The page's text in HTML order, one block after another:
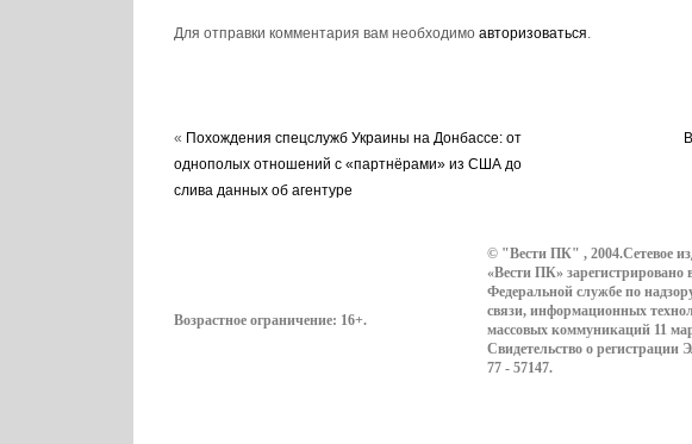
Для отправки комментария вам необходимо авторизоваться.
« Похождения спецслужб Украины на Донбассе: от
однополых отношений с «партнёрами» из США до
слива данных об агентуре
Возрастное ограничение: 16+.
© "Вести ПК" , 2004.Сетевое
«Вести ПК» зарегистрировано
Федеральной службе по
связи, информационных
массовых коммуникаций 11
Свидетельство о
77 - 57147.